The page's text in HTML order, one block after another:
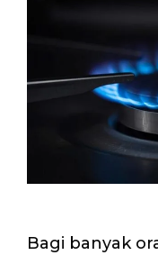
Bagi banyak